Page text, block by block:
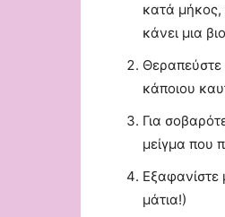
κατά μήκος,
κάνει μια
Θεραπεύστε
κάποιου
Για
μείγμα που
μάτια!)